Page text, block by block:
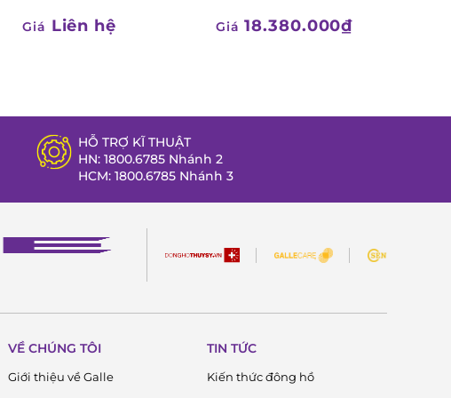
Giá Liên hệ Giá 18.380.000₫
HỖ TRỢ KĨ THUẬT
HN: 1800.6785 Nhánh 2
HCM: 1800.6785 Nhánh 3
VỀ CHÚNG TÔI
Giới thiệu về Galle
TIN TỨC
Kiến thức đông hồ